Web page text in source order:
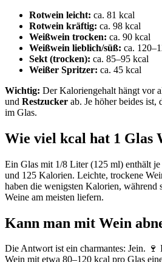
Rotwein leicht: ca. 81 kcal
Rotwein kräftig: ca. 98 kcal
Weißwein trocken: ca. 90 kcal
Weißwein lieblich/süß: ca.
Sekt (trocken): ca. 85–95 kcal
Weißer Spritzer: ca. 45 kcal
Wichtig: Der Kaloriengehalt hängt vor
und Restzucker ab. Je höher beides ist,
im Glas.
Wie viel kcal hat 1 Glas
Ein Glas mit 1/8 Liter (125 ml) enthält
und 125 Kalorien. Leichte, trockene
haben die wenigsten Kalorien, während
Weine am meisten liefern.
Kann man mit Wein
Die Antwort ist ein charmantes: Jein. 🍷
Wein mit etwa 80–120 kcal pro Glas